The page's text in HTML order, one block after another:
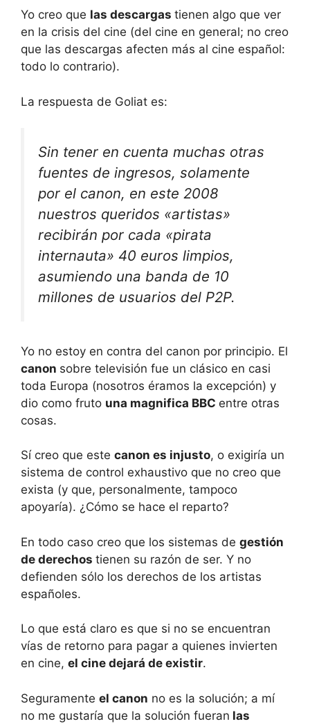
Yo creo que las descargas tienen algo que ver
en la crisis del cine (del cine en general; no creo
que las descargas afecten más al cine español:
todo lo contrario).
La respuesta de Goliat es:
Sin tener en cuenta muchas otras
fuentes de ingresos, solamente
por el canon, en este 2008
nuestros queridos «artistas»
recibirán por cada «pirata
internauta» 40 euros limpios,
asumiendo una banda de 10
millones de usuarios del P2P.
Yo no estoy en contra del canon por principio. El
canon sobre televisión fue un clásico en casi
toda Europa (nosotros éramos la excepción) y
dio como fruto una magnifica BBC entre otras
cosas.
Sí creo que este canon es injusto, o exigiría un
sistema de control exhaustivo que no creo que
exista (y que, personalmente, tampoco
apoyaría). ¿Cómo se hace el reparto?
En todo caso creo que los sistemas de gestión
de derechos tienen su razón de ser. Y no
defienden sólo los derechos de los artistas
españoles.
Lo que está claro es que si no se encuentran
vías de retorno para pagar a quienes invierten
en cine, el cine dejará de existir.
Seguramente el canon no es la solución; a mí
no me gustaría que la solución fueran las